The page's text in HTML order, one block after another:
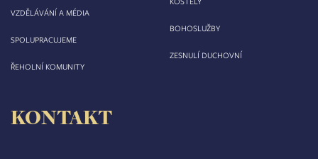
VZDĚLÁVÁNÍ A MÉDIA
SPOLUPRACUJEME
ŘEHOLNÍ KOMUNITY
BOHOSLUŽBY
ZESNULÍ DUCHOVNÍ
KONTAKT